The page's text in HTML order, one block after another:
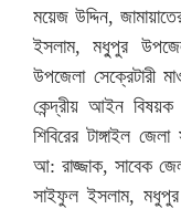
ময়েজ উদ্দিন,
ইসলাম, মধু্পুর
উপজেলা সেক্রেটারী
কেন্দ্রীয় আইন
শিবিরের টাঙ্গাইল
আ: রাজ্জাক, সাবেক
সাইফুল ইসলাম,